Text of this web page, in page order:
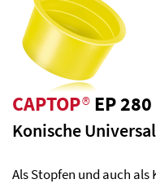
CAPTOP®EP 280
Konische
Als Stopfen und auch